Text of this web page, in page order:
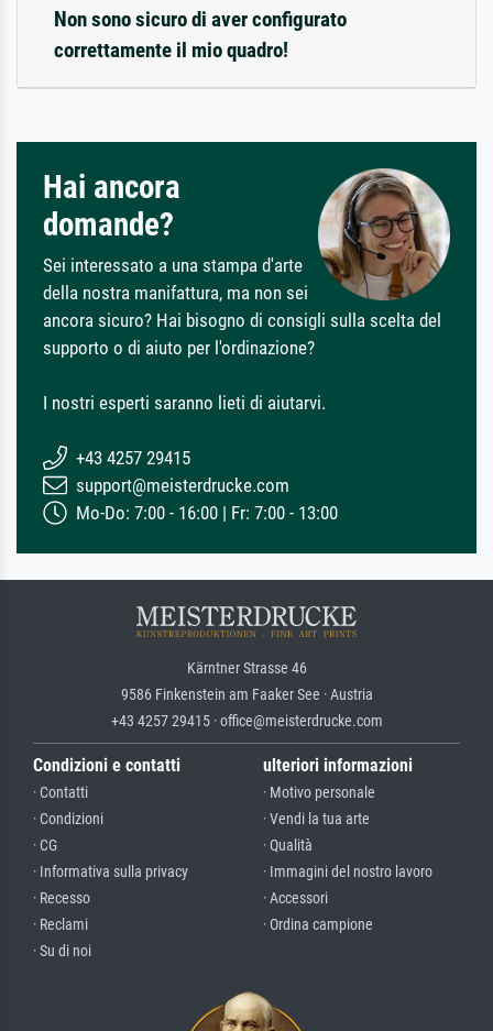
Non sono sicuro di aver configurato
correttamente il mio quadro!
Hai ancora
domande?
Sei interessato a una stampa d'arte
della nostra manifattura, ma non sei
ancora sicuro? Hai bisogno di consigli sulla scelta del
supporto o di aiuto per l'ordinazione?
I nostri esperti saranno lieti di aiutarvi.
+43 4257 29415
support@meisterdrucke.com
Mo-Do: 7:00 - 16:00 | Fr: 7:00 - 13:00
Kärntner Strasse 46
9586 Finkenstein am Faaker See · Austria
+43 4257 29415 · office@meisterdrucke.com
Condizioni e contatti
· Contatti
· Condizioni
· CG
· Informativa sulla privacy
· Recesso
· Reclami
· Su di noi
ulteriori informazioni
· Motivo personale
· Vendi la tua arte
· Qualità
· Immagini del nostro lavoro
· Accessori
· Ordina campione